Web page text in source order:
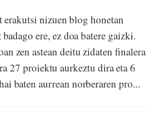
nizuen blog honetan
ere, ez doa batere gaizki.
zen astean deitu zidaten finalera
aurkeztu dira eta 6
baten aurrean norberaren pro...